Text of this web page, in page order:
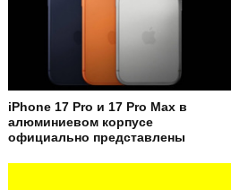
iPhone 17 Pro и 17 Pro Max в
алюминиевом корпусе
официально представлены